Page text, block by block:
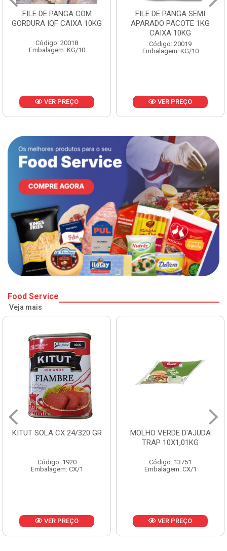
FILE DE PANGA COM
GORDURA IQF CAIXA 10KG
Código: 20018
Embalagem: KG/10
VER PREÇO
FILE DE PANGA SEMI
APARADO PACOTE 1KG
CAIXA 10KG
Código: 20019
Embalagem: KG/10
VER PREÇO
Food Service
Veja mais
KITUT SOLA CX 24/320 GR
Código: 1920
Embalagem: CX/1
VER PREÇO
MOLHO VERDE D'AJUDA
TRAP 10X1,01KG
Código: 13751
Embalagem: CX/1
VER PREÇO